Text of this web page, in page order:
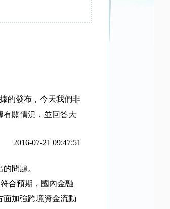
的發布，今天我們非
有關情況，並回答大
2016-07-21 09:47:51
問題。
合預期，國內金融
面加強跨境資金流動